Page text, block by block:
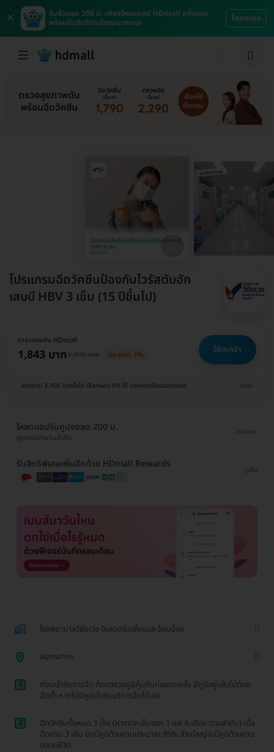
×
รับส่วนลด 200 บ. เพียงโหลดแอป HDmall ครั้งแรก
พร้อมรับสิทธิประโยชน์มากมาย
โหลดเลย
โปรแกรมฉีดวัคซีนป้องกันไวรัสตับอัก
เสบบี HBV 3 เข็ม (15 ปีขึ้นไป)
ราคาจองกับ HDmall
1,843 บาท1,900 บาท ประหยัด 3% ใส่ตะกร้า
ยอดรวม 3,000 บาทขึ้นไป เลือกผ่อน 0% ได้ บอกแอดมินของเราเลย! ขยาย
โหลดแอปรับคูปองลด 200 บ.
คูปองมีจำนวนจำกัด
โหลดเลย
รับสิทธิพิเศษเพิ่มอีกด้วย HDmall Rewards
ดูเพิ่ม
โรงพยาบาลวิชัยเวช อินเตอร์เนชั่นแนล อ้อมน้อย
สมุทรสาคร
1
ก่อนเข้ารับการฉีด ต้องตรวจภูมิคุ้มกันก่อนทุกครั้ง มีภูมิอยู่แล้วไม่ต้อง
ฉีดซ้ำ หากไม่มีภูมิเข้ารับบริการฉีดได้เลย
2
ฉีดวัคซีนทั้งหมด 3 เข็ม (ห่างจากเข็มแรก 1 และ 6 เดือน ตามลำดับ) เมื่อ
ฉีดครบ 3 เข็ม มักมีภูมิต้านทานประมาณ 95% ส่วนใหญ่จะมีภูมิต้านทาน
ตลอดชีวิต